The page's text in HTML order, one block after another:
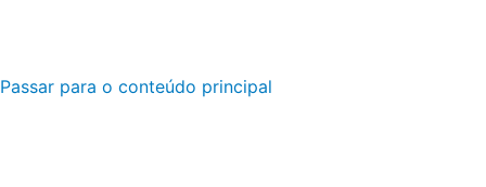
Passar para o conteúdo principal